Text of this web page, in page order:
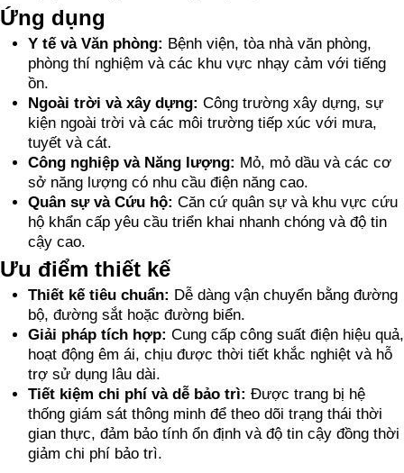
Ứng dụng
Y tế và Văn phòng: Bệnh viện, tòa nhà văn phòng,
phòng thí nghiệm và các khu vực nhạy cảm với tiếng
ồn.
Ngoài trời và xây dựng: Công trường xây dựng, sự
kiện ngoài trời và các môi trường tiếp xúc với mưa,
tuyết và cát.
Công nghiệp và Năng lượng: Mỏ, mỏ dầu và các cơ
sở năng lượng có nhu cầu điện năng cao.
Quân sự và Cứu hộ: Căn cứ quân sự và khu vực cứu
hộ khẩn cấp yêu cầu triển khai nhanh chóng và độ tin
cậy cao.
Ưu điểm thiết kế
Thiết kế tiêu chuẩn: Dễ dàng vận chuyển bằng đường
bộ, đường sắt hoặc đường biển.
Giải pháp tích hợp: Cung cấp công suất điện hiệu quả,
hoạt động êm ái, chịu được thời tiết khắc nghiệt và hỗ
trợ sử dụng lâu dài.
Tiết kiệm chi phí và dễ bảo trì: Được trang bị hệ
thống giám sát thông minh để theo dõi trạng thái thời
gian thực, đảm bảo tính ổn định và độ tin cậy đồng thời
giảm chi phí bảo trì.